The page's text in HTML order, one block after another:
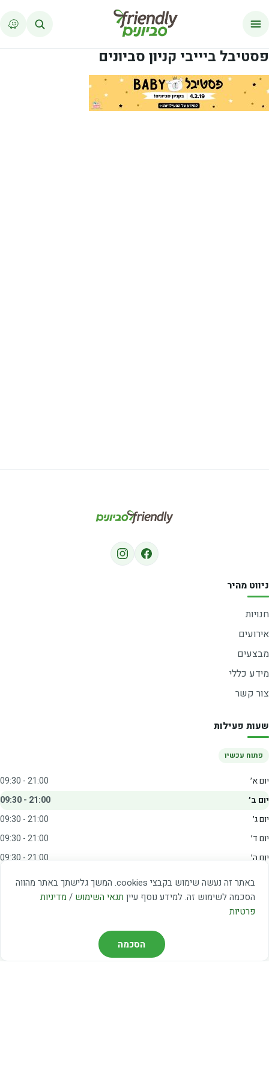
באתר זה נעשה שימוש בקבצי cookies. המשך גלישתך באתר מהווה
הסכמה לשימוש זה. למידע נוסף עיין תנאי השימוש / מדיניות
פרטיות
הסכמה
פסטיבל ביייבי קניון סביונים
ניווט מהיר
חנויות
אירועים
מבצעים
מידע כללי
צור קשר
שעות פעילות
פתוח עכשיו
יום א׳
09:30 - 21:00
יום ב׳
09:30 - 21:00
יום ג׳
09:30 - 21:00
יום ד׳
09:30 - 21:00
יום ה׳
09:30 - 21:00
09:00 - 15:00
שבת
20:00 - 23:00